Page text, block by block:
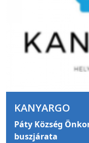
KANYARGO
Páty Község
buszjárata